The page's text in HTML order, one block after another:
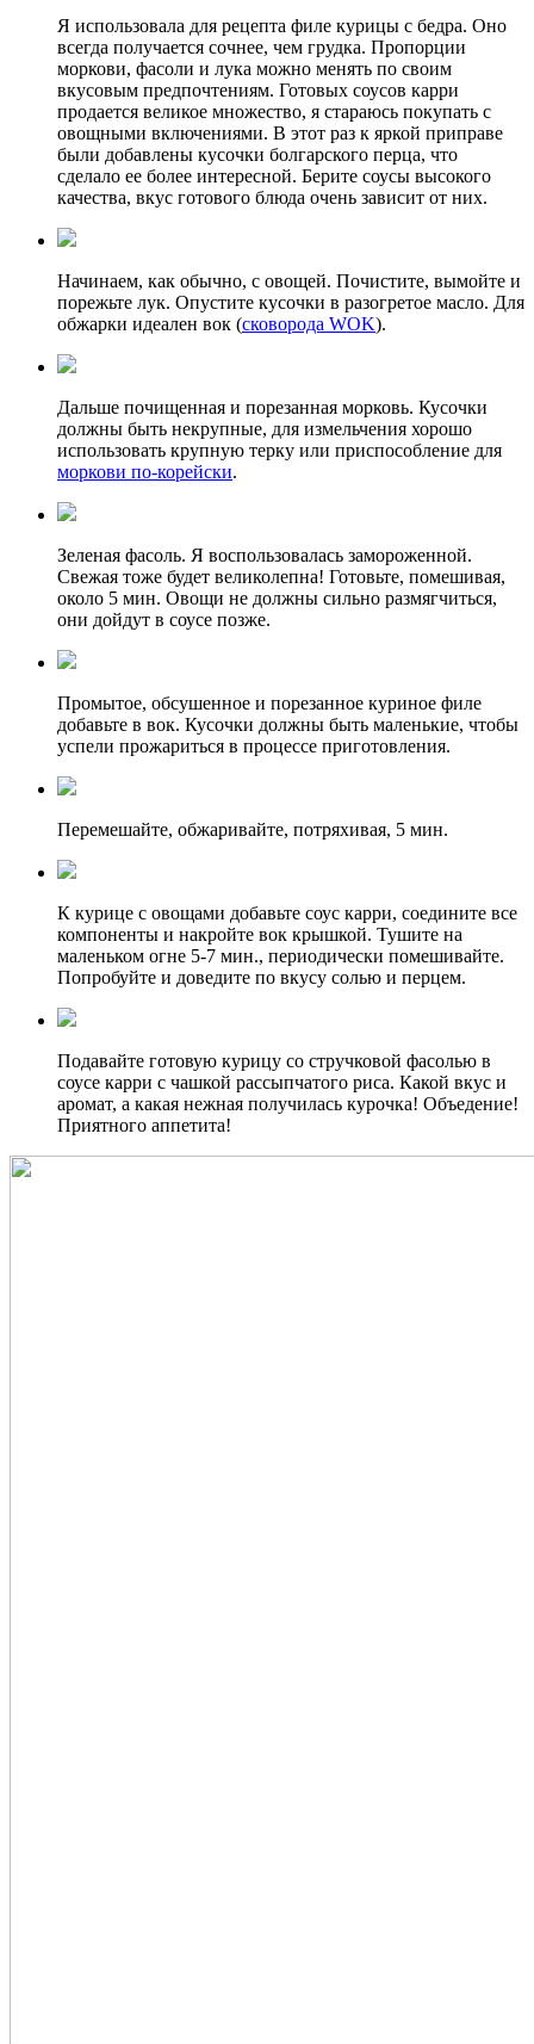
Я использовала для рецепта филе курицы с бедра. Оно
всегда получается сочнее, чем грудка. Пропорции
моркови, фасоли и лука можно менять по своим
вкусовым предпочтениям. Готовых соусов карри
продается великое множество, я стараюсь покупать с
овощными включениями. В этот раз к яркой приправе
были добавлены кусочки болгарского перца, что
сделало ее более интересной. Берите соусы высокого
качества, вкус готового блюда очень зависит от них.
Начинаем, как обычно, с овощей. Почистите, вымойте и
порежьте лук. Опустите кусочки в разогретое масло. Для
обжарки идеален вок (сковорода WOK).
Дальше почищенная и порезанная морковь. Кусочки
должны быть некрупные, для измельчения хорошо
использовать крупную терку или приспособление для
моркови по-корейски.
Зеленая фасоль. Я воспользовалась замороженной.
Свежая тоже будет великолепна! Готовьте, помешивая,
около 5 мин. Овощи не должны сильно размягчиться,
они дойдут в соусе позже.
Промытое, обсушенное и порезанное куриное филе
добавьте в вок. Кусочки должны быть маленькие, чтобы
успели прожариться в процессе приготовления.
Перемешайте, обжаривайте, потряхивая, 5 мин.
К курице с овощами добавьте соус карри, соедините все
компоненты и накройте вок крышкой. Тушите на
маленьком огне 5-7 мин., периодически помешивайте.
Попробуйте и доведите по вкусу солью и перцем.
Подавайте готовую курицу со стручковой фасолью в
соусе карри с чашкой рассыпчатого риса. Какой вкус и
аромат, а какая нежная получилась курочка! Объедение!
Приятного аппетита!